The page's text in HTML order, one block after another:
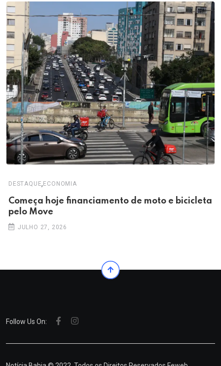
DESTAQUE,ECONOMIA
Começa hoje financiamento de moto e bicicleta
pelo Move
JULHO 27, 2026
Follow Us On: